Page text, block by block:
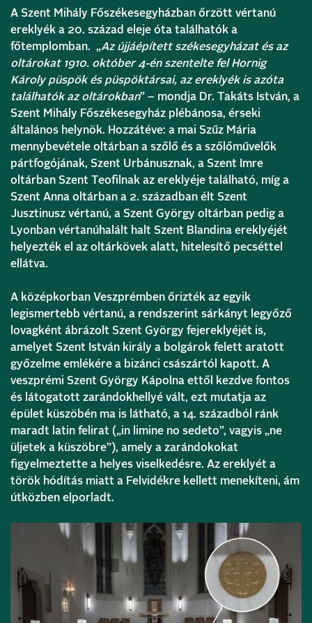
A Szent Mihály Főszékesegyházban őrzött vértanú
ereklyék a 20. század eleje óta találhatók a
főtemplomban. „Az újjáépített székesegyházat és az
oltárokat 1910. október 4-én szentelte fel Hornig
Károly püspök és püspöktársai, az ereklyék is azóta
találhatók az oltárokban” – mondja Dr. Takáts István, a
Szent Mihály Főszékesegyház plébánosa, érseki
általános helynök. Hozzátéve: a mai Szűz Mária
mennybevétele oltárban a szőlő és a szőlőművelők
pártfogójának, Szent Urbánusznak, a Szent Imre
oltárban Szent Teofilnak az ereklyéje található, míg a
Szent Anna oltárban a 2. században élt Szent
Jusztinusz vértanú, a Szent György oltárban pedig a
Lyonban vértanúhalált halt Szent Blandina ereklyéjét
helyezték el az oltárkövek alatt, hitelesítő pecséttel
ellátva.
A középkorban Veszprémben őrizték az egyik
legismertebb vértanú, a rendszerint sárkányt legyőző
lovagként ábrázolt Szent György fejereklyéjét is,
amelyet Szent István király a bolgárok felett aratott
győzelme emlékére a bizánci császártól kapott. A
veszprémi Szent György Kápolna ettől kezdve fontos
és látogatott zarándokhellyé vált, ezt mutatja az
épület küszöbén ma is látható, a 14. századból ránk
maradt latin felirat („in limine no sedeto”, vagyis „ne
üljetek a küszöbre”), amely a zarándokokat
figyelmeztette a helyes viselkedésre. Az ereklyét a
török hódítás miatt a Felvidékre kellett menekíteni, ám
útközben elporladt.